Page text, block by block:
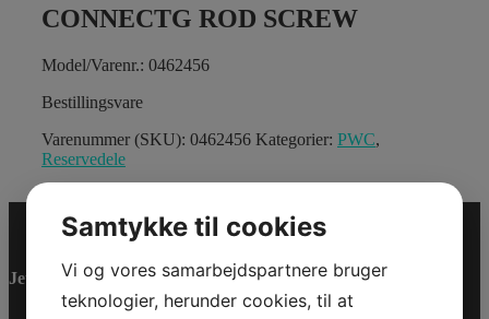
CONNECTG ROD SCREW
Model/Varenr.: 0462456
Bestillingsvare
Varenummer (SKU): 0462456 Kategorier: PWC,
Reservedele
Jet-Trade Powersport
Samtykke til cookies
Vi og vores samarbejdspartnere bruger
teknologier, herunder cookies, til at